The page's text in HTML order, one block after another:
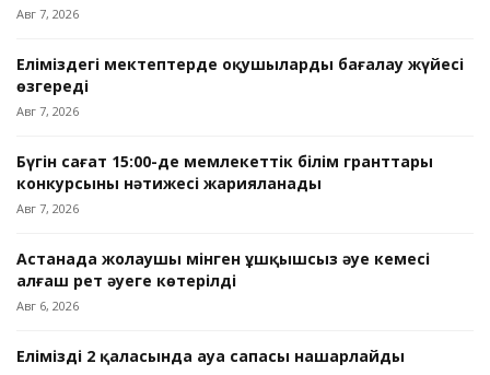
Авг 7, 2026
Еліміздегі мектептерде оқушыларды бағалау жүйесі
өзгереді
Авг 7, 2026
Бүгін сағат 15:00-де мемлекеттік білім гранттары
конкурсының нәтижесі жарияланады
Авг 7, 2026
Астанада жолаушы мінген ұшқышсыз әуе кемесі
алғаш рет әуеге көтерілді
Авг 6, 2026
Еліміздің 2 қаласында ауа сапасы нашарлайды